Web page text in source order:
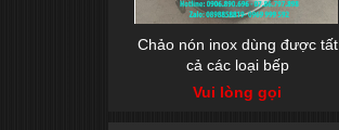
Chảo nón inox dùng được tất
cả các loại bếp
Vui lòng gọi